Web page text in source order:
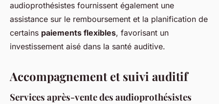
audioprothésistes fournissent également une
assistance sur le remboursement et la planification de
certains paiements flexibles, favorisant un
investissement aisé dans la santé auditive.
Accompagnement et suivi auditif
Services après-vente des audioprothésistes